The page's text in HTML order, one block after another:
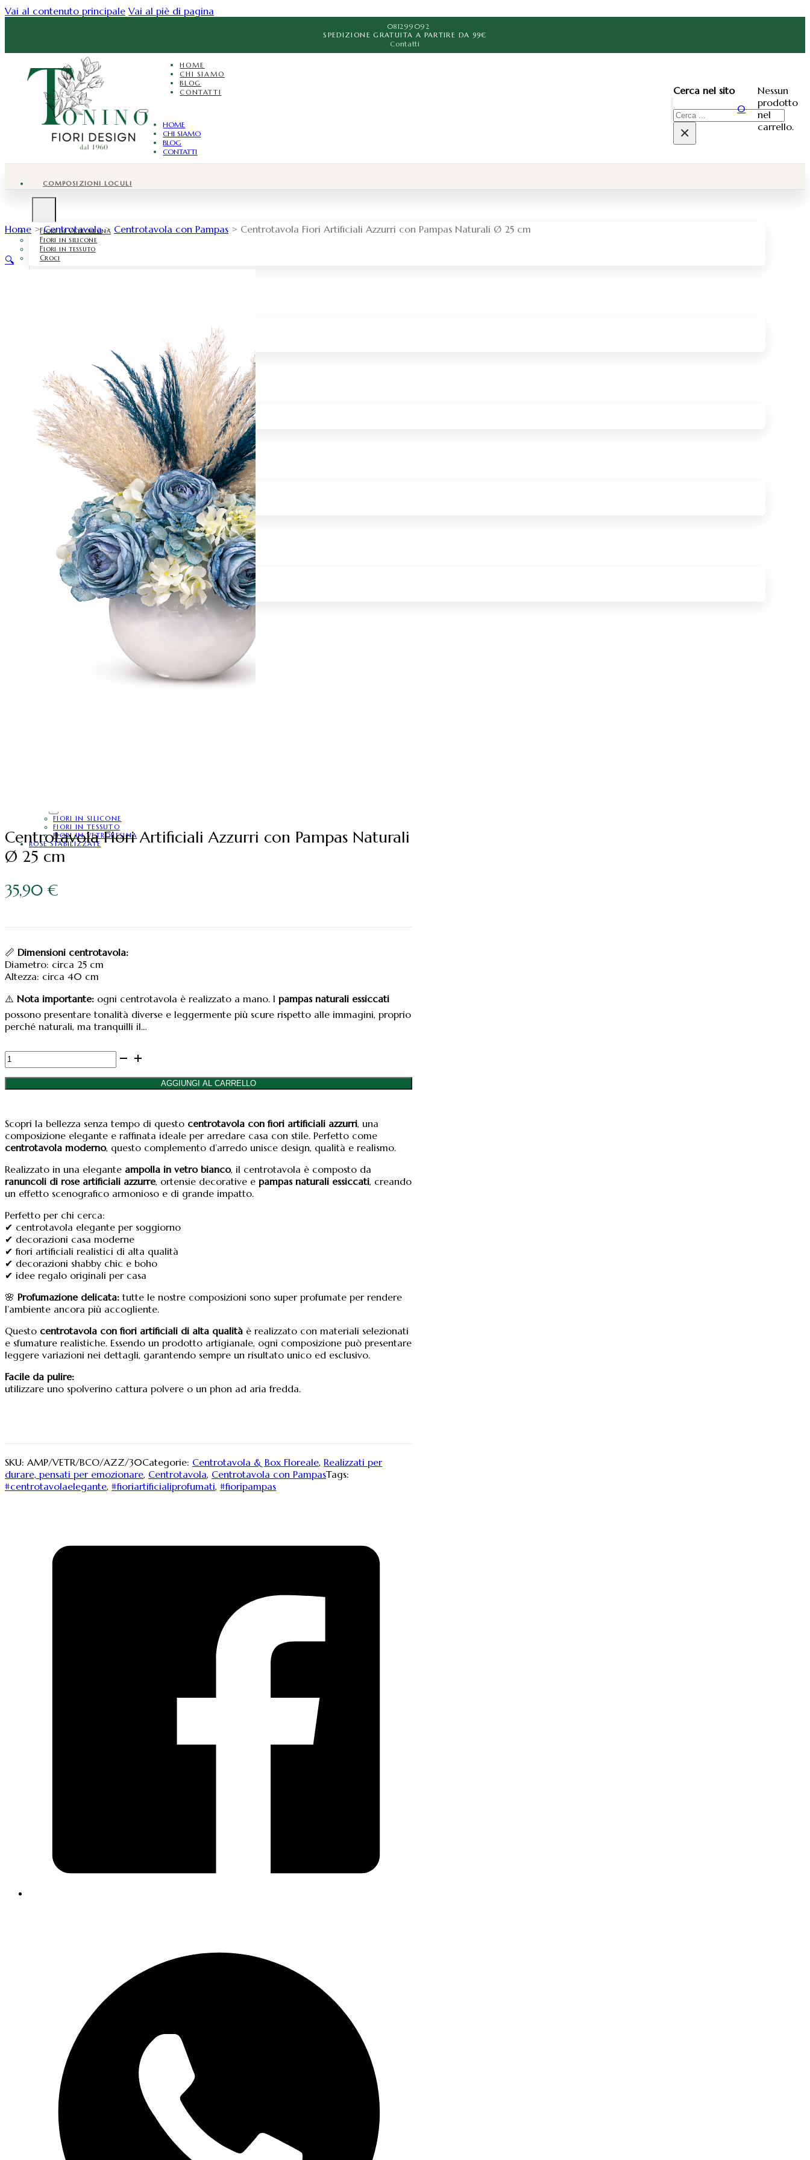
Vai al contenuto principale Vai al piè di pagina
081299092
SPEDIZIONE GRATUITA A PARTIRE DA 99€
Contatti
HOME
CHI SIAMO
BLOG
CONTATTI
HOME
CHI SIAMO
BLOG
CONTATTI
Cerca nel sito
Cerca
×
0
Nessun
prodotto
nel
carrello.
COMPOSIZIONI LOCULI
Fiori di Vetroresina
Fiori in silicone
Fiori in tessuto
Croci
Cuore con fiori
Cuore con dedica
CENTROTAVOLA & BOX FLOREALE
Centrotavola fiori
Centrotavola fiori pampas
Box floreale
Fiori in Silicone
Fiori in Tessuto
Fiori in Vetroresina
ROSE STABILIZZATE
FIORI IN SILICONE
FIORI IN TESSUTO
FIORI IN VETRORESINA
ROSE STABILIZZATE
Home > Centrotavola > Centrotavola con Pampas > Centrotavola Fiori Artificiali Azzurri con Pampas Naturali Ø 25 cm
🔍
Centrotavola Fiori Artificiali Azzurri con Pampas Naturali
Ø 25 cm
35,90 €
📏 Dimensioni centrotavola:
Diametro: circa 25 cm
Altezza: circa 40 cm
⚠️ Nota importante: ogni centrotavola è realizzato a mano. I pampas naturali essiccati
possono presentare tonalità diverse e leggermente più scure rispetto alle immagini, proprio
perché naturali, ma tranquilli il…
Centrotavola
Fiori
Artificiali
Azzurri
Naturali
Ø
25
cm
quantità
AGGIUNGI AL CARRELLO
Scopri la bellezza senza tempo di questo centrotavola con fiori artificiali azzurri, una
composizione elegante e raffinata ideale per arredare casa con stile. Perfetto come
centrotavola moderno, questo complemento d’arredo unisce design, qualità e realismo.
Realizzato in una elegante ampolla in vetro bianco, il centrotavola è composto da
ranuncoli di rose artificiali azzurre, ortensie decorative e pampas naturali essiccati, creando
un effetto scenografico armonioso e di grande impatto.
Perfetto per chi cerca:
✔ centrotavola elegante per soggiorno
✔ decorazioni casa moderne
✔ fiori artificiali realistici di alta qualità
✔ decorazioni shabby chic e boho
✔ idee regalo originali per casa
🌸 Profumazione delicata: tutte le nostre composizioni sono super profumate per rendere
l’ambiente ancora più accogliente.
Questo centrotavola con fiori artificiali di alta qualità è realizzato con materiali selezionati
e sfumature realistiche. Essendo un prodotto artigianale, ogni composizione può presentare
leggere variazioni nei dettagli, garantendo sempre un risultato unico ed esclusivo.
Facile da pulire:
utilizzare uno spolverino cattura polvere o un phon ad aria fredda.
SKU: AMP/VETR/BCO/AZZ/30Categorie: Centrotavola & Box Floreale, Realizzati per
durare, pensati per emozionare, Centrotavola, Centrotavola con PampasTags:
#centrotavolaelegante, #fioriartificialiprofumati, #fioripampas